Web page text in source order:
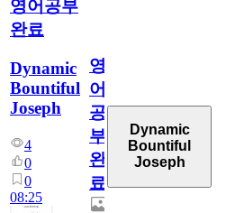
영어공부
완료
Dynamic
Bountiful
Joseph
4
0
0
08:25
영
어
공
부
완
료
Dynamic
Bountiful
Joseph